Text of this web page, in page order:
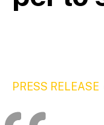
PRESS RELEASE